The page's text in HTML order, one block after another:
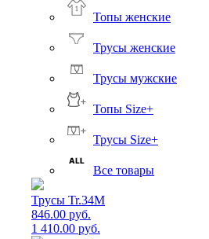
Топы женские
Трусы женские
Трусы мужские
Топы Size+
Трусы Size+
Все товары
Трусы Tr.34M
846.00 руб.
1 410.00 руб.